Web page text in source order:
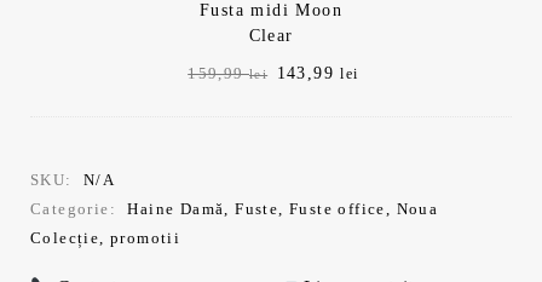
Fusta midi Moon
Clear
159,99lei
Prețul
143,99lei
SKU:
N/A
Categorie:
Haine Damă,Fuste,Fuste office, Noua
Colecție,promotii